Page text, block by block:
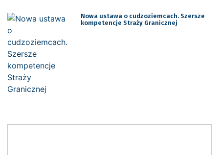
Nowa ustawa o cudzoziemcach. Szersze
kompetencje Straży Granicznej